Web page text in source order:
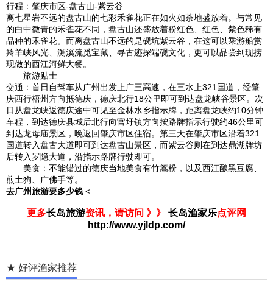
行程：肇庆市区-盘古山-紫云谷
离七星岩不远的盘古山的七彩禾雀花正在如火如荼地盛放着。与常见
的白中微青的禾雀花不同，盘古山还盛放着粉红色、红色、紫色稀有
品种的禾雀花。而离盘古山不远的是砚坑紫云谷，在这可以乘游船赏
羚羊峡风光、溯溪流觅宝藏、寻古迹探端砚文化，更可以品尝到现捞
现做的西江河鲜大餐。
旅游贴士
交通：首日自驾车从广州出发上广三高速，在三水上321国道，经肇
庆西行梧州方向抵德庆，德庆北行18公里即可到达盘龙峡谷景区。次
日从盘龙峡返德庆途中可见至金林水乡指示牌，距离盘龙峡约10分钟
车程，到达德庆县城后北行向官圩镇方向按路牌指示行驶约46公里可
到达龙母庙景区，晚返回肇庆市区住宿。第三天在肇庆市区沿着321
国道转入盘古大道即可到达盘古山景区，而紫云谷则在到达鼎湖牌坊
后转入罗隐大道，沿指示路牌行驶即可。
美食：不能错过的德庆当地美食有竹篙粉，以及西江酿黑豆腐、
煎土狗、广佛手等。
去广州旅游要多少钱 <
更多长岛旅游资讯，请访问 》》 长岛渔家乐点评网
http://www.yjldp.com/
★ 好评渔家推荐